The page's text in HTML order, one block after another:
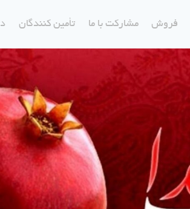
فروش مشارکت با ما تأمین کنندگان